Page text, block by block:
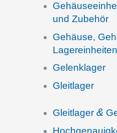
und Zubehör
Gehäuse,
Lagereinheiten
Gelenk­la­ger
Gleit­la­ger
Gleit­la­ger &